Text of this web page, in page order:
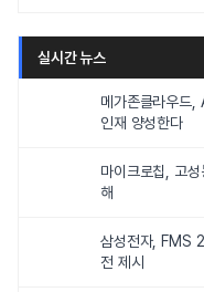
실시간 뉴스
메가존클라우드,
인재 양성한다
마이크로칩, 고
해
삼성전자, FMS
전 제시